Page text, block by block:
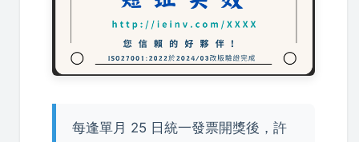
每逢單月 25 日統一發票開獎後，許